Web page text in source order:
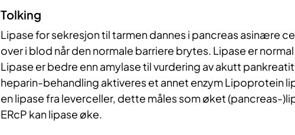
Tolking
Lipase for sekresjon til tarmen dannes i pancreas asinære
over i blod når den normale barriere brytes. Lipase er
Lipase er bedre enn amylase til vurdering av akutt
heparin-behandling aktiveres et annet enzym Lipoprotein
en lipase fra leverceller, dette måles som øket (pancreas-
ERcP kan lipase øke.